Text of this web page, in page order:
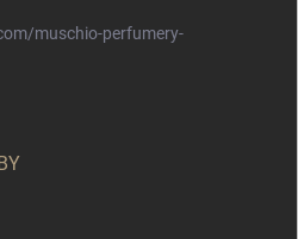
muschio-perfumery-